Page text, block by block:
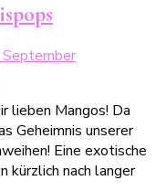
September
lieben Mangos! Da
Geheimnis unserer
Eine exotische
kürzlich nach langer